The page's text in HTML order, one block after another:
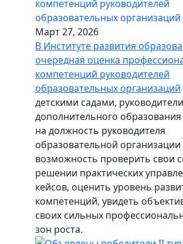
Март 27, 2026
В Институте развития
очередная оценка
компетенций руководителей
образовательных организаций
детскими садами,
дополнительного
на должность руководителя
образовательной
возможность проверить свои
решении практических
кейсов, оценить уровень
компетенций, увидеть
своих сильных
зон роста.